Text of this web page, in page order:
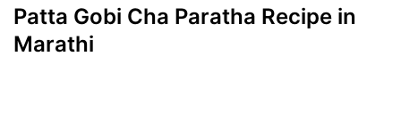
Patta Gobi Cha Paratha Recipe in
Marathi